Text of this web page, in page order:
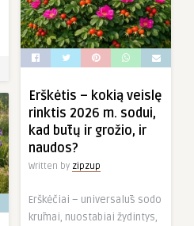
Erškėtis – kokią veislę
rinktis 2026 m. sodui,
kad būtų ir grožio, ir
naudos?
Written by zipzup
Erškėčiai – universalūs sodo
krūmai, nuostabiai žydintys,